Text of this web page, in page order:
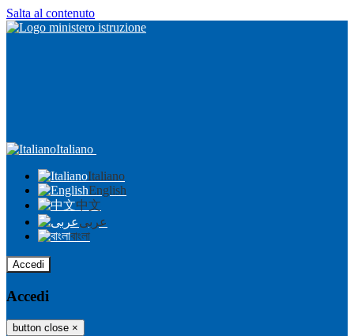
Salta al contenuto
Italiano
Italiano
English
中文
عربى
বাংলা
Accedi
Accedi
button close ×